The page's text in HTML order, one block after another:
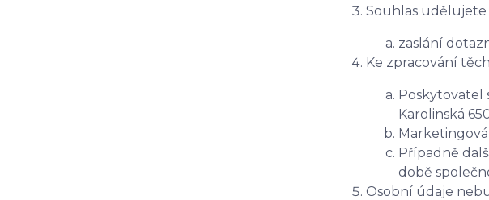
Souhlas
zaslání
Ke zpracování
Poskytovatel
Karolinská
Případně
době
Osobní údaje